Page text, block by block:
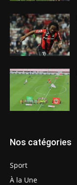
Nos catégories
Sport
À la Une